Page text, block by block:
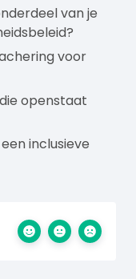
van je
voor
openstaat
inclusieve